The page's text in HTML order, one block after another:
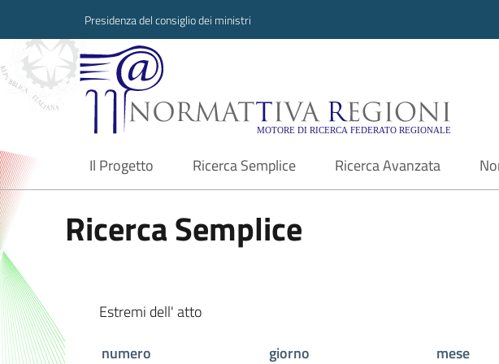
Presidenza del consiglio dei ministri
Normattiva Regioni -
Il Progetto
current Ricerca Semplice Ricerca Avanzata
Ricerca Semplice
Estremi dell' atto
numero
giorno mese